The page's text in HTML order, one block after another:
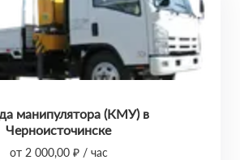
манипулятора (КМУ) в
Черноисточинске
от 2 000,00 ₽ / час